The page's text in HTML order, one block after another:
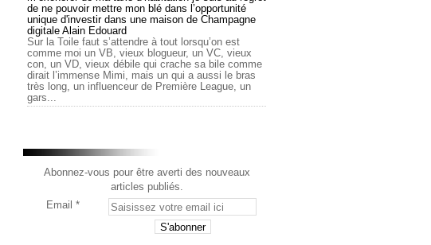
de ne pouvoir mettre mon blé dans l’opportunité
unique d'investir dans une maison de Champagne
digitale Alain Edouard
Sur la Toile faut s’attendre à tout lorsqu’on est
comme moi un VB, vieux blogueur, un VC, vieux
con, un VD, vieux débile qui crache sa bile comme
dirait l’immense Mimi, mais un qui a aussi le bras
très long, un influenceur de Première League, un
gars...
Abonnez-vous pour être averti des nouveaux
articles publiés.
Email